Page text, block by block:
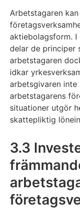
Arbetstagaren
aktiebolagsform.
delar de principer
arbetstagaren
idkar
arbetsgivaren
arbetstagarens
situationer utgör
skattepliktig
3.3